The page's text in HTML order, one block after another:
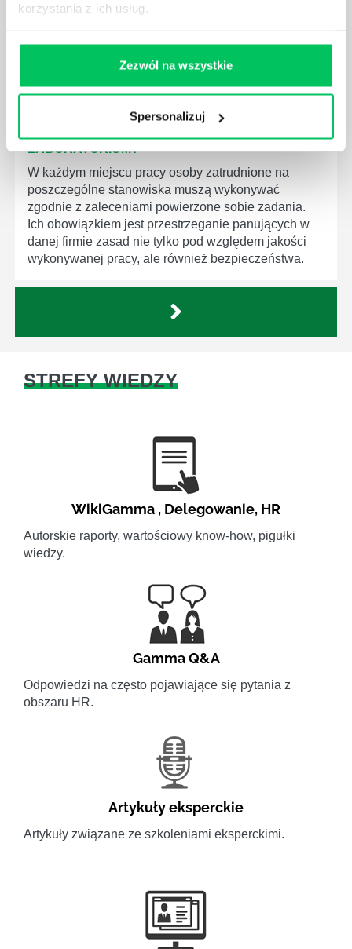
korzystania z ich usług.
Zezwól na wszystkie
Spersonalizuj
wprowadzenie dąży do ujednolicenia jakości
LABORATORIUM?
W każdym miejscu pracy osoby zatrudnione na
poszczególne stanowiska muszą wykonywać
zgodnie z zaleceniami powierzone sobie zadania.
Ich obowiązkiem jest przestrzeganie panujących w
danej firmie zasad nie tylko pod względem jakości
wykonywanej pracy, ale również bezpieczeństwa.
STREFY WIEDZY
WikiGamma , Delegowanie, HR
Autorskie raporty, wartościowy know-how, pigułki
wiedzy.
Gamma Q&A
Odpowiedzi na często pojawiające się pytania z
obszaru HR.
Artykuły eksperckie
Artykuły związane ze szkoleniami eksperckimi.